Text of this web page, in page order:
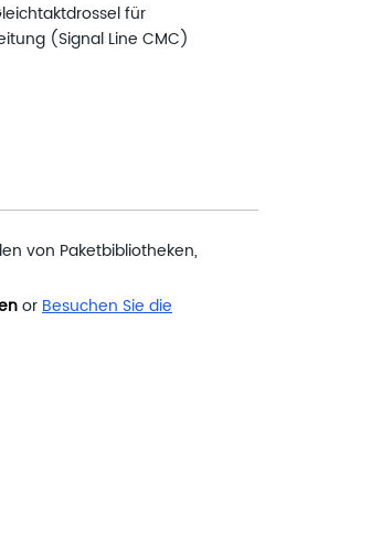
für
(Signal Line CMC)
von Paketbibliotheken,
orBesuchen Sie die